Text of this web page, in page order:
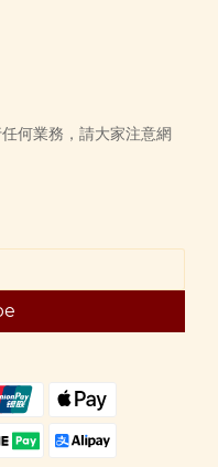
何業務，請大家注意網